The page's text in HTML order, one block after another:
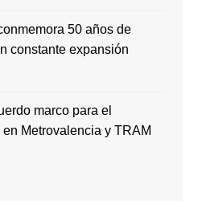
50 años de
constante expansión
marco para el
Metrovalencia y TRAM